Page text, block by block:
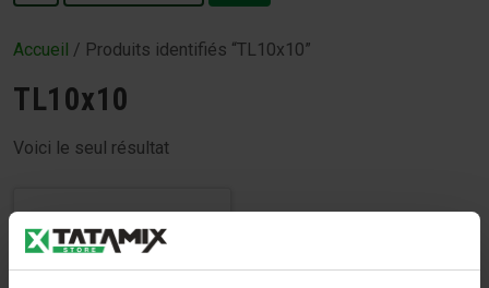
Accueil / Produits identifiés “TL10x10”
TL10x10
Voici le seul résultat